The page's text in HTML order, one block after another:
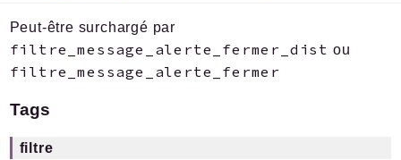
Peut-être surchargé par
filtre_message_alerte_fermer_dist ou
filtre_message_alerte_fermer
Tags
filtre